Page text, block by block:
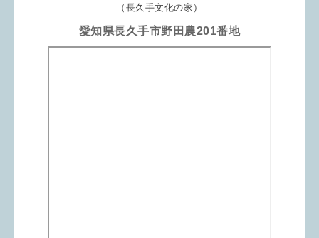
（長久手文化の家）
愛知県長久手市野田農201番地